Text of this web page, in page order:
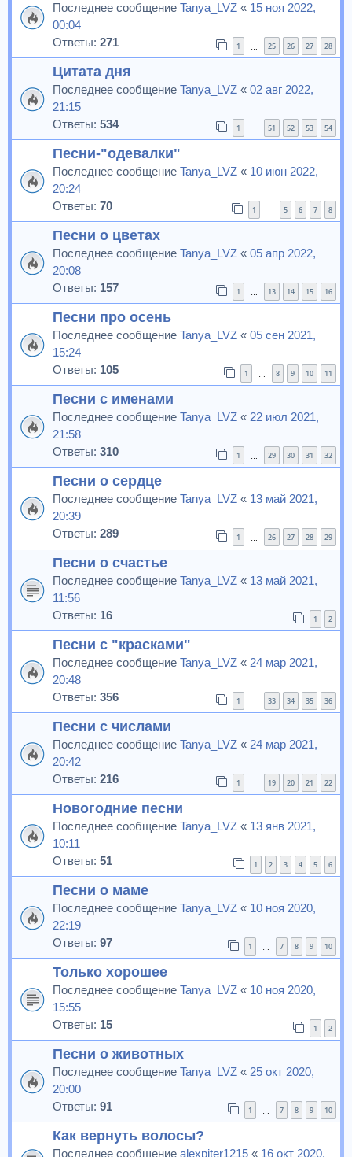
Последнее сообщение Tanya_LVZ « 15 ноя 2022,
00:04
Ответы: 271 1 25 26 27 28
Цитата дня
Последнее сообщение Tanya_LVZ « 02 авг 2022,
21:15
Ответы: 534 1 51 52 53 54
Песни-"одевалки"
Последнее сообщение Tanya_LVZ « 10 июн 2022,
20:24
Ответы: 70 1 5 6 7 8
Песни о цветах
Последнее сообщение Tanya_LVZ « 05 апр 2022,
20:08
Ответы: 157 1 13 14 15 16
Песни про осень
Последнее сообщение Tanya_LVZ « 05 сен 2021,
15:24
Ответы: 105 1 8 9 10 11
Песни с именами
Последнее сообщение Tanya_LVZ « 22 июл 2021,
21:58
Ответы: 310 1 29 30 31 32
Песни о сердце
Последнее сообщение Tanya_LVZ « 13 май 2021,
20:39
Ответы: 289 1 26 27 28 29
Песни о счастье
Последнее сообщение Tanya_LVZ « 13 май 2021,
11:56
Ответы: 16 1 2
Песни с "красками"
Последнее сообщение Tanya_LVZ « 24 мар 2021,
20:48
Ответы: 356 1 33 34 35 36
Песни с числами
Последнее сообщение Tanya_LVZ « 24 мар 2021,
20:42
Ответы: 216 1 19 20 21 22
Новогодние песни
Последнее сообщение Tanya_LVZ « 13 янв 2021,
10:11
Ответы: 51 1 2 3 4 5 6
Песни о маме
Последнее сообщение Tanya_LVZ « 10 ноя 2020,
22:19
Ответы: 97 1 7 8 9 10
Только хорошее
Последнее сообщение Tanya_LVZ « 10 ноя 2020,
15:55
Ответы: 15 1 2
Песни о животных
Последнее сообщение Tanya_LVZ « 25 окт 2020,
20:00
Ответы: 91 1 7 8 9 10
Как вернуть волосы?
Последнее сообщение alexpiter1215 « 16 окт 2020,